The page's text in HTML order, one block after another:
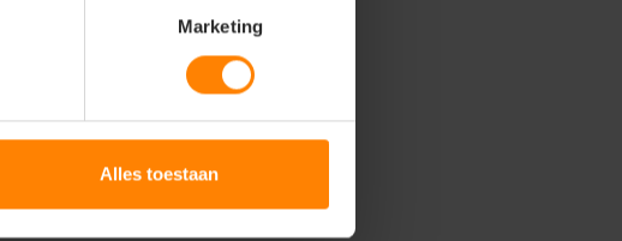
Marketing
Alles toestaan